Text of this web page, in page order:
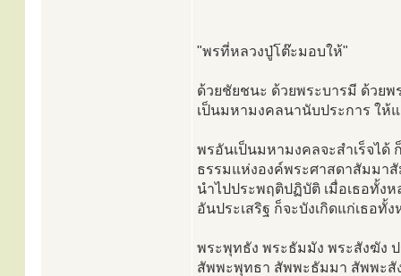
"พรที่หลวงปู่โต๊ะมอบให้"
ด้วยชัยชนะ ด้วยพระบารมี ด้วย
เป็นมหามงคลนานับประการ ให้
พรอันเป็นมหามงคลจะสำเร็จได้
ธรรมแห่งองค์พระศาสดาสัมมาสั
นำไปประพฤติปฏิบัติ เมื่อเธอทั้ง
อันประเสริฐ ก็จะบังเกิดแก่เธอทั้
พระพุทธัง พระธัมมัง พระสังฆัง
สัพพะพุทธา สัพพะธัมมา สัพพะสั